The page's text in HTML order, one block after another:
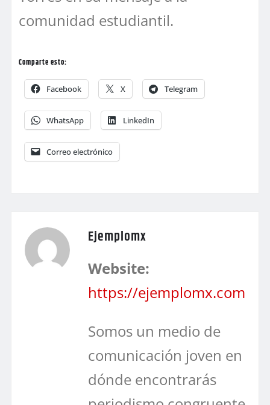
comunidad estudiantil.
Comparte esto:
Facebook X Telegram
WhatsApp LinkedIn
Correo electrónico
Ejemplomx
Website:
https://ejemplomx.com
Somos un medio de
comunicación joven en
dónde encontrarás